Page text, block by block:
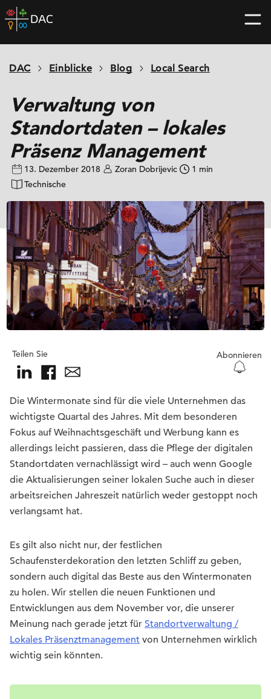
Skip
to
home
DAC Einblicke Blog Local Search
Verwaltung von
Standortdaten – lokales
Präsenz Management
13. Dezember 2018 Zoran Dobrijevic
1 min
Technische
Teilen Sie Abonnieren
Die Wintermonate sind für die viele Unternehmen das
wichtigste Quartal des Jahres. Mit dem besonderen
Fokus auf Weihnachtsgeschäft und Werbung kann es
allerdings leicht passieren, dass die Pflege der digitalen
Standortdaten vernachlässigt wird – auch wenn Google
die Aktualisierungen seiner lokalen Suche auch in dieser
arbeitsreichen Jahreszeit natürlich weder gestoppt noch
verlangsamt hat.
Es gilt also nicht nur, der festlichen
Schaufensterdekoration den letzten Schliff zu geben,
sondern auch digital das Beste aus den Wintermonaten
zu holen. Wir stellen die neuen Funktionen und
Entwicklungen aus dem November vor, die unserer
Meinung nach gerade jetzt für Standortverwaltung /
Lokales Präsenztmanagement von Unternehmen wirklich
wichtig sein könnten.